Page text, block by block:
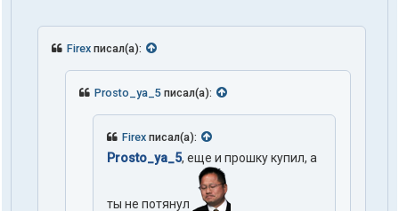
Firex писал(а):
Prosto_ya_5 писал(а):
Firex писал(а):
Prosto_ya_5, еще и прошку купил, а
ты не потянул